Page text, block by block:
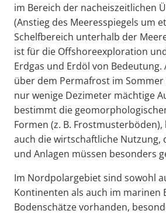
im Bereich der nacheiszeitlichen
(Anstieg des Meeresspiegels um
Schelfbereich unterhalb der
ist für die Offshoreexploration
Erdgas und Erdöl von Bedeutung.
über dem Permafrost im
nur wenige Dezimeter mächtige
bestimmt die
Formen (z. B.
auch die wirtschaftliche Nutzung,
und Anlagen müssen besonders
Im Nordpolargebiet sind sowohl
Kontinenten als auch im marinen
Bodenschätze vorhanden,